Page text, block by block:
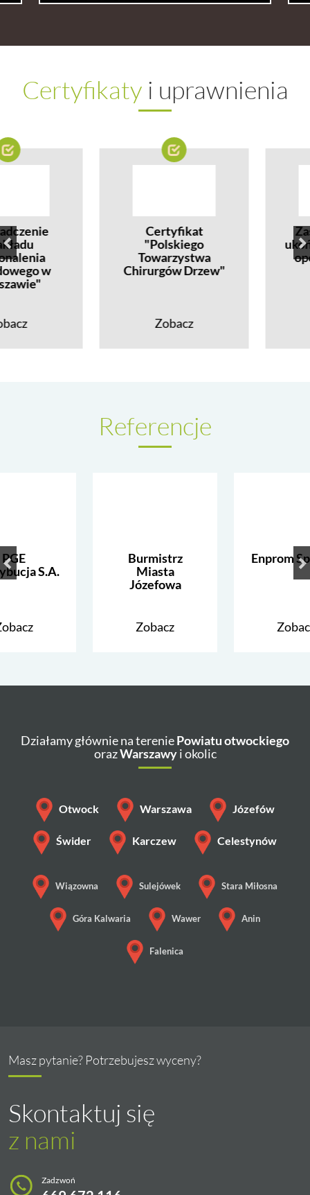
Certyfikaty i uprawnienia
w
Certyfikat
"Polskiego
Towarzystwa
Chirurgów Drzew"
Zobacz
Referencje
PGE
S.A.
Burmistrz
Miasta
Józefowa
Zobacz
Enprom
Działamy głównie na tereniePowiatu otwockiego
orazWarszawyi okolic
Otwock Warszawa Józefów
Świder Karczew Celestynów
Wiązowna Sulejówek Stara Miłosna
Góra Kalwaria Wawer Anin
Falenica
Masz pytanie? Potrzebujesz wyceny?
Skontaktuj się
z nami
Zadzwoń